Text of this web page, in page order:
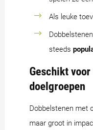
Als leuke
steeds
Geschikt
doelgroepen
Dobbelstenen met
maar groot in